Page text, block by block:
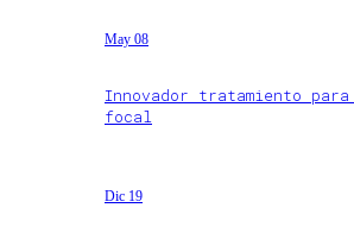
May 08
Innovador tratamiento
focal
Dic 19